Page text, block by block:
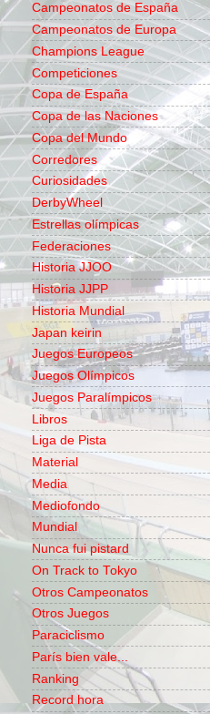
Campeonatos de España
Campeonatos de Europa
Champions League
Competiciones
Copa de España
Copa de las Naciones
Copa del Mundo
Corredores
Curiosidades
DerbyWheel
Estrellas olímpicas
Federaciones
Historia JJOO
Historia JJPP
Historia Mundial
Japan keirin
Juegos Europeos
Juegos Olímpicos
Juegos Paralímpicos
Libros
Liga de Pista
Material
Media
Mediofondo
Mundial
Nunca fui pistard
On Track to Tokyo
Otros Campeonatos
Otros Juegos
Paraciclismo
París bien vale...
Ranking
Record hora